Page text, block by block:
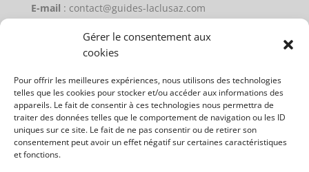
Gérer le consentement aux
cookies
Pour offrir les meilleures expériences, nous utilisons des technologies
telles que les cookies pour stocker et/ou accéder aux informations des
appareils. Le fait de consentir à ces technologies nous permettra de
traiter des données telles que le comportement de navigation ou les ID
uniques sur ce site. Le fait de ne pas consentir ou de retirer son
consentement peut avoir un effet négatif sur certaines caractéristiques
et fonctions.
E-mail : contact@guides-laclusaz.com
Plan du site
Activités Hiver
Les guides
Contact
Mentions légales